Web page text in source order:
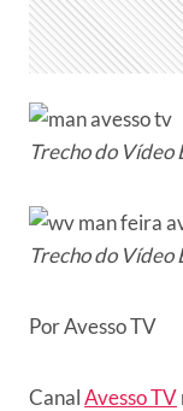
Trecho do Vídeo
Trecho do
Por Avesso TV
CanalAvesso TV